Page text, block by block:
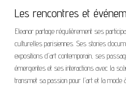
Les rencontres et
Eleanor partage régulièrement ses
culturelles parisiennes. Ses stories
expositions d'art contemporain, ses
émergentes et ses interactions avec la
transmet sa passion pour l'art et la